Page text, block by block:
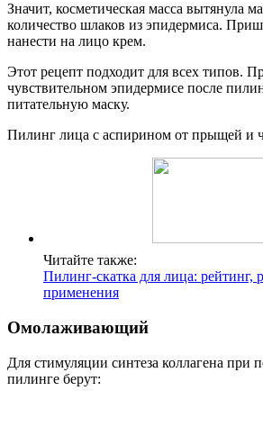
Значит, косметическая масса вытянула
количество шлаков из эпидермиса.
нанести на лицо крем.
Этот рецепт подходит для всех типов.
чувствительном эпидермисе после
питательную маску.
Пилинг лица с аспирином от прыщей и
Читайте также:
Пилинг-скатка для лица: рейтинг,
применения
Омолаживающий
Для стимуляции синтеза коллагена при
пилинге берут: